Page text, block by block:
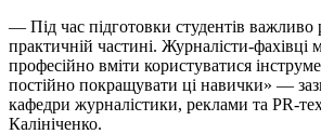
— Під час підготовки студентів важливо
практичній частині. Журналісти-фахівці
професійно вміти користуватися
постійно покращувати ці навички» —
кафедри журналістики, реклами та PR-
Калініченко.